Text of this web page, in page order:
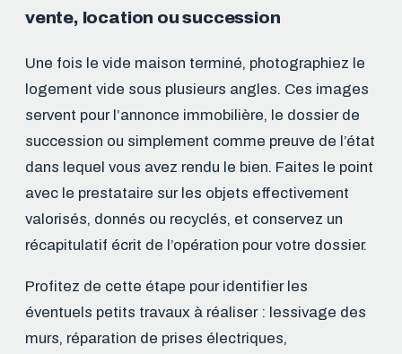
vente, location ou succession
Une fois le vide maison terminé, photographiez le
logement vide sous plusieurs angles. Ces images
servent pour l’annonce immobilière, le dossier de
succession ou simplement comme preuve de l’état
dans lequel vous avez rendu le bien. Faites le point
avec le prestataire sur les objets effectivement
valorisés, donnés ou recyclés, et conservez un
récapitulatif écrit de l’opération pour votre dossier.
Profitez de cette étape pour identifier les
éventuels petits travaux à réaliser : lessivage des
murs, réparation de prises électriques,